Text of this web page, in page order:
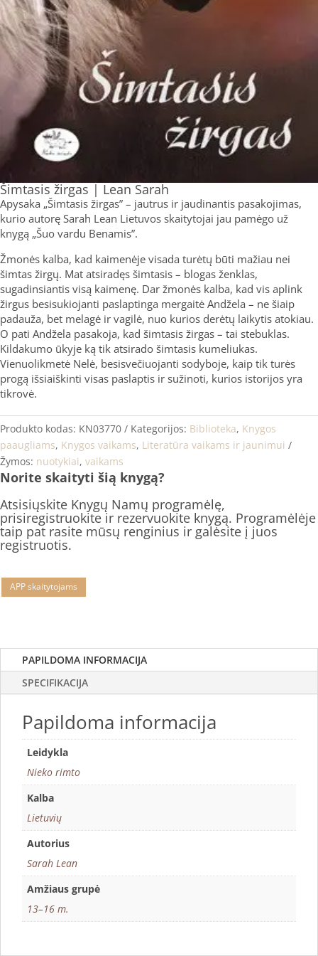
Šimtasis žirgas | Lean Sarah
Apysaka „Šimtasis žirgas” – jautrus ir jaudinantis pasakojimas,
kurio autorę Sarah Lean Lietuvos skaitytojai jau pamėgo už
knygą „Šuo vardu Benamis”.
Žmonės kalba, kad kaimenėje visada turėtų būti mažiau nei
šimtas žirgų. Mat atsiradęs šimtasis – blogas ženklas,
sugadinsiantis visą kaimenę. Dar žmonės kalba, kad vis aplink
žirgus besisukiojanti paslaptinga mergaitė Andžela – ne šiaip
padauža, bet melagė ir vagilė, nuo kurios derėtų laikytis atokiau.
O pati Andžela pasakoja, kad šimtasis žirgas – tai stebuklas.
Kildakumo ūkyje ką tik atsirado šimtasis kumeliukas.
Vienuolikmetė Nelė, besisvečiuojanti sodyboje, kaip tik turės
progą išsiaiškinti visas paslaptis ir sužinoti, kurios istorijos yra
tikrovė.
Produkto kodas: KN03770 Kategorijos: Biblioteka, Knygos
paaugliams, Knygos vaikams, Literatūra vaikams ir jaunimui
Žymos: nuotykiai, vaikams
Norite skaityti šią knygą?
Atsisiųskite Knygų Namų programėlę,
prisiregistruokite ir rezervuokite knygą. Programėlėje
taip pat rasite mūsų renginius ir galėsite į juos
registruotis.
APP skaitytojams
PAPILDOMA INFORMACIJA
SPECIFIKACIJA
Papildoma informacija
Leidykla
Nieko rimto
Kalba
Lietuvių
Autorius
Sarah Lean
Amžiaus grupė
13–16 m.